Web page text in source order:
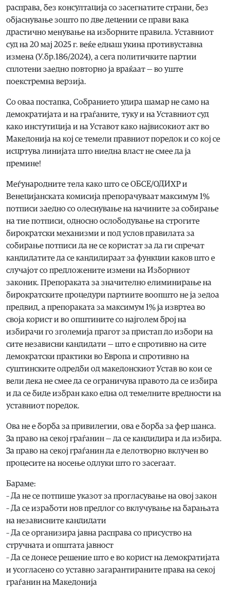
расправа, без консултација со засегнатите страни, без
објаснување зошто по две децении се прави вака
драстично менување на изборните правила. Уставниот
суд на 20 мај 2025 г. веќе еднаш укина противуставна
измена (У.бр.186/2024), а сега политичките партии
сплотени заедно повторно ја враќаат — во уште
поекстремна верзија.
Со оваа постапка, Собранието удира шамар не само на
демократијата и на граѓаните, туку и на Уставниот суд
како инстутиција и на Уставот како највисокиот акт во
Македонија на кој се темели правниот поредок и со кој се
исцртува линијата што ниедна власт не смее да ја
премине!
Меѓународните тела како што се ОБСЕ/ОДИХР и
Венецијанската комисија препорачуваат максимум 1%
потписи заедно со олеснување на начините за собирање
на тие потписи, односно ослободување на строгите
бирократски механизми и под услов правилата за
собирање потписи да не се користат за да ги спречат
кандидатите да се кандидираат за функции каков што е
случајот со предложените измени на Изборниот
законик. Препораката за значително елиминирање на
бирократските процедури партиите воопшто не ја зедоа
предвид, а препораката за максимум 1% ја извртеа во
своја корист и во општините со најголем број на
избирачи го зголемија прагот за пристап до избори на
сите независни кандидати — што е спротивно на сите
демократски практики во Европа и спротивно на
суштинските одредби од македонскиот Устав во кои се
вели дека не смее да се ограничува правото да се избира
и да се биде избран како една од темелните вредности на
уставниот поредок.
Ова не е борба за привилегии, ова е борба за фер шанса.
За право на секој граѓанин — да се кандидира и да избира.
За право на секој граѓанин да е делотворно вклучен во
процесите на носење одлуки што го засегаат.
Бараме:
– Да не се потпише указот за прогласување на овој закон
– Да се изработи нов предлог со вклучување на барањата
на независните кандидати
– Да се организира јавна расправа со присуство на
стручната и општата јавност
– Да се донесе решение што е во корист на демократијата
и усогласено со уставно загарантираните права на секој
граѓанин на Македонија